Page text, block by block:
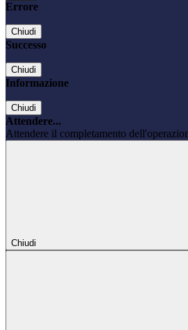
Errore
Chiudi
Successo
Chiudi
Informazione
Chiudi
Attendere...
Attendere il completamento
Chiudi